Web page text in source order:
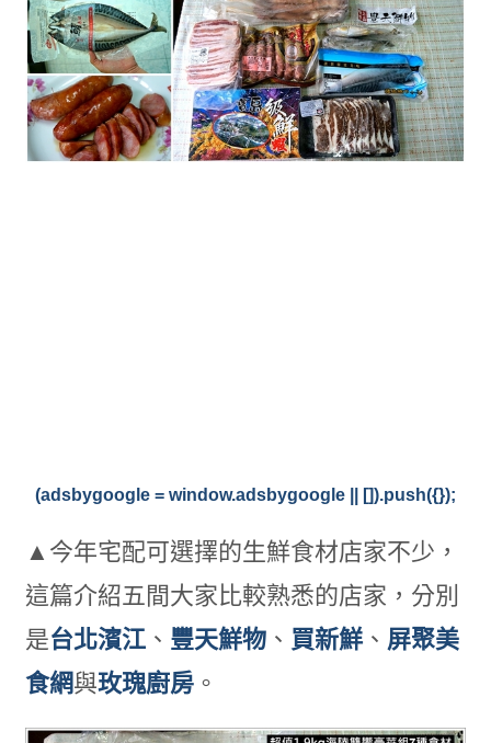
(adsbygoogle = window.adsbygoogle || []).push({});
▲今年宅配可選擇的生鮮食材店家不少，
這篇介紹五間大家比較熟悉的店家，分別
是台北濱江、 豐天鮮物、 買新鮮、 屏聚美
食網與玫瑰廚房。